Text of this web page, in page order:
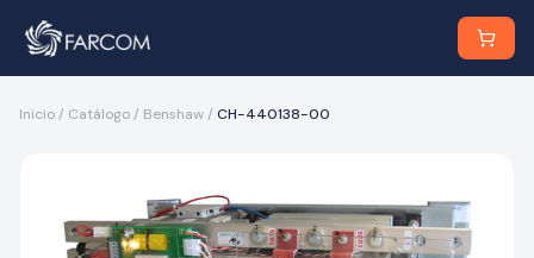
Inicio / Catálogo / Benshaw / CH-440138-00